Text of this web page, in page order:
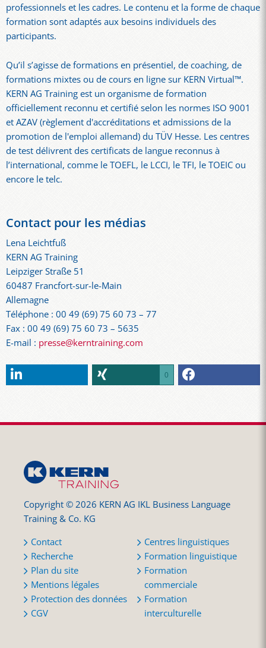
professionnels et les cadres. Le contenu et la forme de chaque
formation sont adaptés aux besoins individuels des
participants.
Qu’il s’agisse de formations en présentiel, de coaching, de
formations mixtes ou de cours en ligne sur KERN Virtual™.
KERN AG Training est un organisme de formation
officiellement reconnu et certifié selon les normes ISO 9001
et AZAV (règlement d'accréditations et admissions de la
promotion de l'emploi allemand) du TÜV Hesse. Les centres
de test délivrent des certificats de langue reconnus à
l’international, comme le TOEFL, le LCCI, le TFI, le TOEIC ou
encore le telc.
Contact pour les médias
Lena Leichtfuß
KERN AG Training
Leipziger Straße 51
60487 Francfort-sur-le-Main
Allemagne
Téléphone : 00 49 (69) 75 60 73 – 77
Fax : 00 49 (69) 75 60 73 – 5635
E-mail : presse@kerntraining.com
0
Copyright © 2026 KERN AG IKL Business Language
Training & Co. KG
Contact
Recherche
Plan du site
Mentions légales
Protection des données
CGV
Centres linguistiques
Formation linguistique
Formation
commerciale
Formation
interculturelle